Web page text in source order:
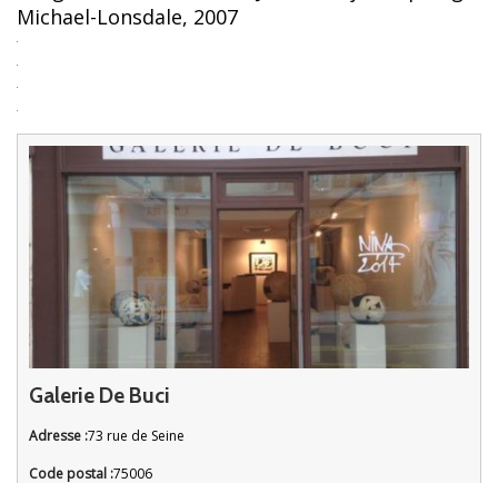
Michael-Lonsdale, 2007
Galerie De Buci
Adresse :73 rue de Seine
Code postal :75006